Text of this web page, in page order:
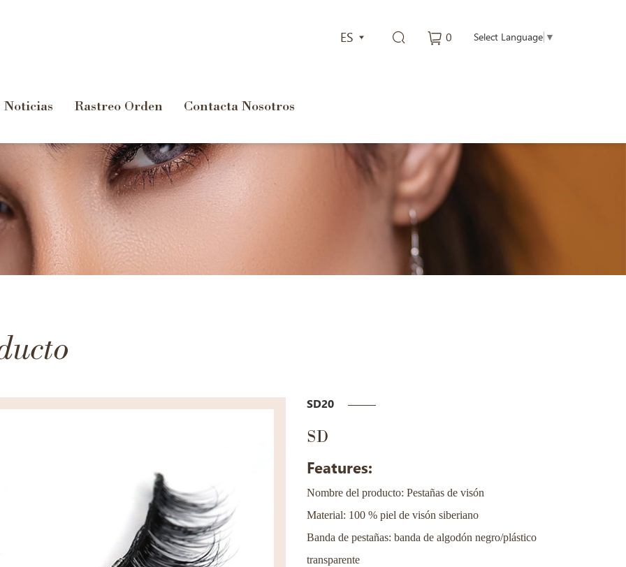
Select Language ▼
0
ES
Noticias Rastreo Orden Contacta Nosotros
SD20
SD
Features:
Nombre del producto: Pestañas de visón
Material: 100 % piel de visón siberiano
Banda de pestañas: banda de algodón negro/plástico
transparente